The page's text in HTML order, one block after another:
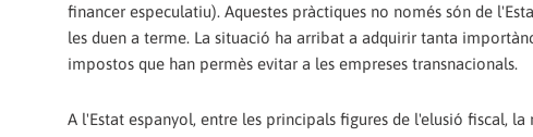
financer especulatiu). Aquestes pràctiques no només són de
les duen a terme. La situació ha arribat a adquirir tanta
impostos que han permès evitar a les empreses transnacionals.
A l'Estat espanyol, entre les principals figures de l'elusió fiscal,